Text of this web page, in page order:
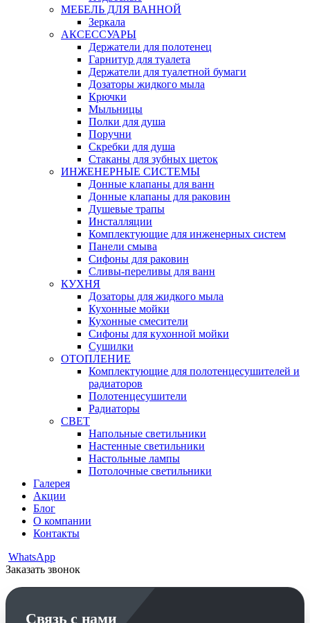
МЕБЕЛЬ ДЛЯ ВАННОЙ
Зеркала
АКСЕССУАРЫ
Держатели для полотенец
Гарнитур для туалета
Держатели для туалетной бумаги
Дозаторы жидкого мыла
Крючки
Мыльницы
Полки для душа
Поручни
Скребки для душа
Стаканы для зубных щеток
ИНЖЕНЕРНЫЕ СИСТЕМЫ
Донные клапаны для ванн
Донные клапаны для раковин
Душевые трапы
Инсталляции
Комплектующие для инженерных систем
Панели смыва
Сифоны для раковин
Сливы-переливы для ванн
КУХНЯ
Дозаторы для жидкого мыла
Кухонные мойки
Кухонные смесители
Сифоны для кухонной мойки
Сушилки
ОТОПЛЕНИЕ
Комплектующие для полотенцесушителей и
радиаторов
Полотенцесушители
Радиаторы
СВЕТ
Напольные светильники
Настенные светильники
Настольные лампы
Потолочные светильники
Галерея
Акции
Блог
О компании
Контакты
WhatsApp
Заказать звонок
Связь с нами